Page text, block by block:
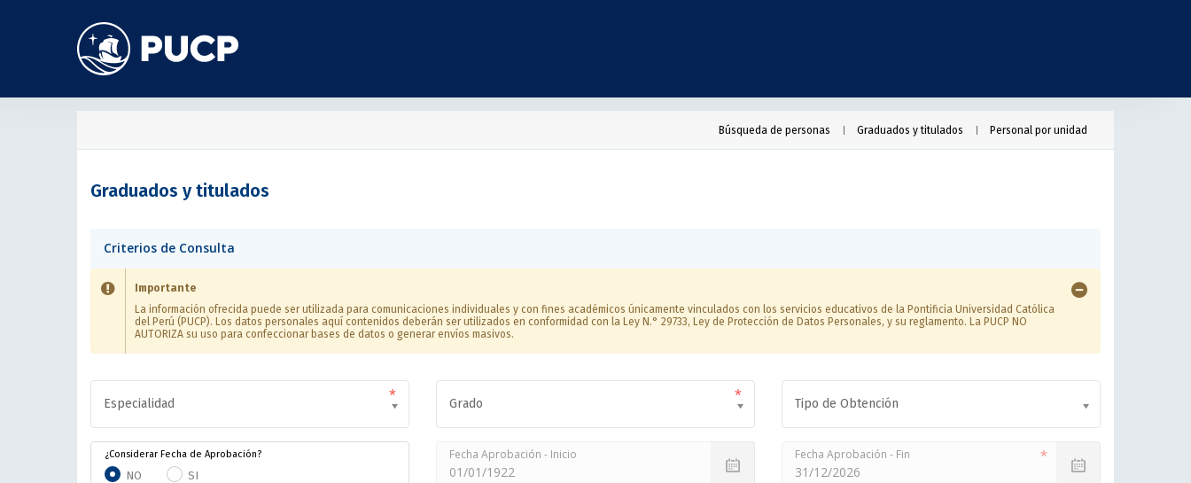
Búsqueda de personas Graduados y titulados Personal por unidad
Graduados y titulados
Criterios de Consulta
Importante
La información ofrecida puede ser utilizada para comunicaciones individuales y con fines académicos únicamente vinculados con los servicios educativos de la Pontificia Universidad Católica
del Perú (PUCP). Los datos personales aquí contenidos deberán ser utilizados en conformidad con la Ley N.° 29733, Ley de Protección de Datos Personales, y su reglamento. La PUCP NO
AUTORIZA su uso para confeccionar bases de datos o generar envíos masivos.
Especialidad Grado Tipo de Obtención
¿Considerar Fecha de Aprobación?
NO SI
Fecha Aprobación - Inicio Fecha Aprobación - Fin